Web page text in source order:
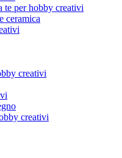
per hobby creativi
ceramica
creativi
creativi